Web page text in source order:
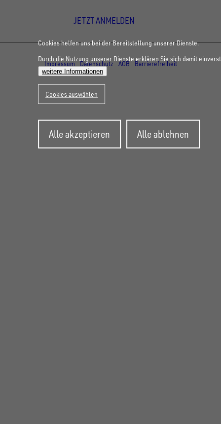
JETZT ANMELDEN
Impressum Datenschutz AGB Barrierefreiheit
Cookies helfen uns bei der Bereitstellung unserer Dienste.
Durch die Nutzung unserer Dienste erklären Sie sich damit
weitere Informationen
Cookies auswählen
Alle akzeptieren
zurückziehen
Alle ablehnen